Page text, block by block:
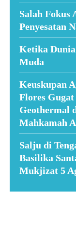
Salah Fokus
Penyesatan
Ketika
Muda
Keuskupan
Flores
Geothermal
Mahkamah
Salju di
Basilika
Mukjizat 5